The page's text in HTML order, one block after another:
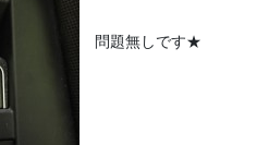
問題無しです★